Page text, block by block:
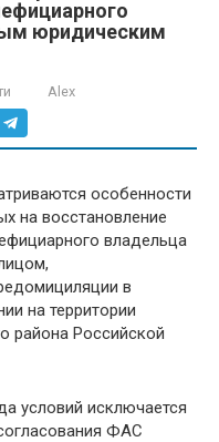
юридическим
Alex
особенности
на восстановление
владельца
в
на территории
района Российской
условий исключается
ФАС